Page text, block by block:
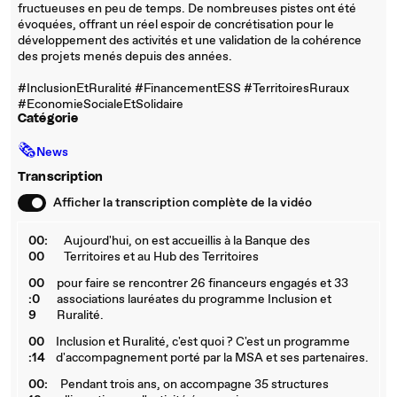
fructueuses en peu de temps. De nombreuses pistes ont été
évoquées, offrant un réel espoir de concrétisation pour le
développement des activités et une validation de la cohérence
des projets menés depuis des années.
#InclusionEtRuralité #FinancementESS #TerritoiresRuraux
#EconomieSocialeEtSolidaire
Catégorie
🗞News
Transcription
Afficher la transcription complète de la vidéo
00:
00
Aujourd'hui, on est accueillis à la Banque des
Territoires et au Hub des Territoires
00
:0
9
pour faire se rencontrer 26 financeurs engagés et 33
associations lauréates du programme Inclusion et
Ruralité.
00
:14
Inclusion et Ruralité, c'est quoi ? C'est un programme
d'accompagnement porté par la MSA et ses partenaires.
00:
Pendant trois ans, on accompagne 35 structures